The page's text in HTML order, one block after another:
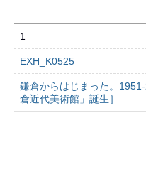
1
EXH_K0525
鎌倉からはじまった。
倉近代美術館」誕生］